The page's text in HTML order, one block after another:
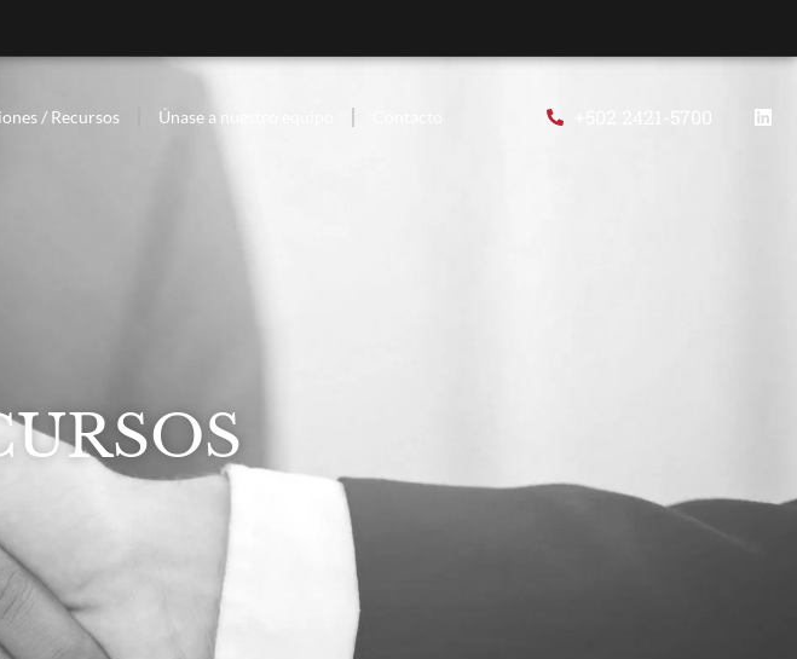
/ Recursos Únase a nuestro equipo